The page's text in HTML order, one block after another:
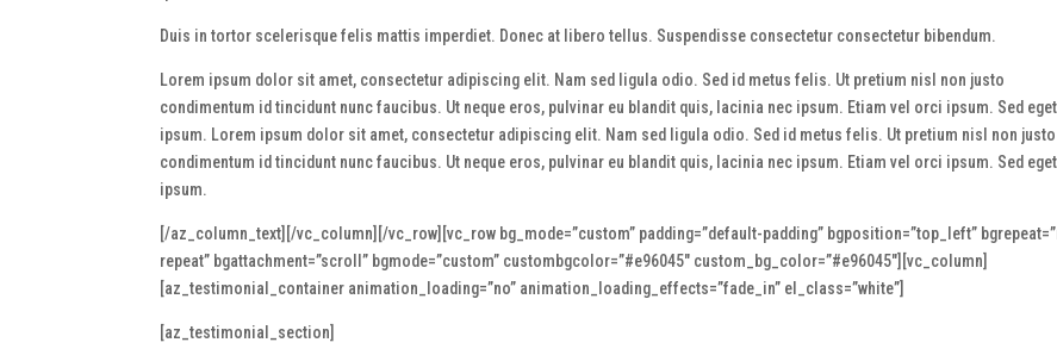
Duis in tortor scelerisque felis mattis imperdiet. Donec at libero tellus. Suspendisse consectetur consectetur bibendum.
Lorem ipsum dolor sit amet, consectetur adipiscing elit. Nam sed ligula odio. Sed id metus felis. Ut pretium nisl non justo
condimentum id tincidunt nunc faucibus. Ut neque eros, pulvinar eu blandit quis, lacinia nec ipsum. Etiam vel orci ipsum. Sed
ipsum. Lorem ipsum dolor sit amet, consectetur adipiscing elit. Nam sed ligula odio. Sed id metus felis. Ut pretium nisl non justo
condimentum id tincidunt nunc faucibus. Ut neque eros, pulvinar eu blandit quis, lacinia nec ipsum. Etiam vel orci ipsum. Sed
ipsum.
[/az_column_text][/vc_column][/vc_row][vc_row bg_mode=”custom” padding=”default-padding” bgposition=”top_left”
repeat” bgattachment=”scroll” bgmode=”custom” custombgcolor=”#e96045″ custom_bg_color=”#e96045″][vc_column]
[az_testimonial_container animation_loading=”no” animation_loading_effects=”fade_in” el_class=”white”]
[az_testimonial_section]